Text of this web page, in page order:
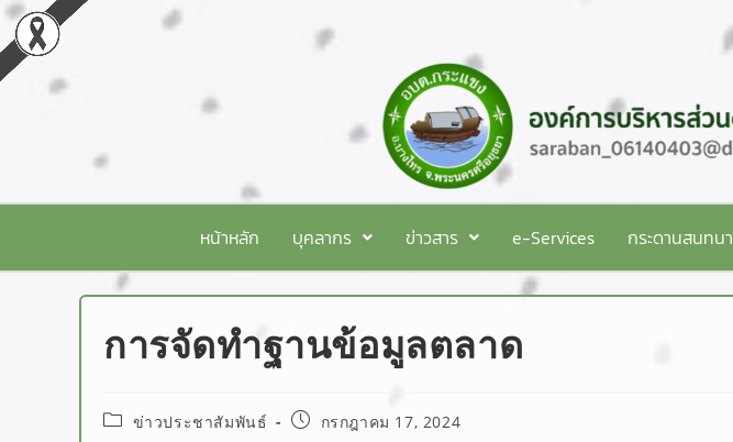
หน้าหลัก บุคลากร ข่าวสาร e-Services กระดานสนทนา
การจัดทำฐานข้อมูลตลาด
ข่าวประชาสัมพันธ์ กรกฎาคม 17, 2024